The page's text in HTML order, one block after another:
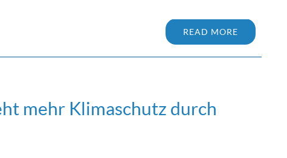
READ MORE
mehr Klimaschutz durch